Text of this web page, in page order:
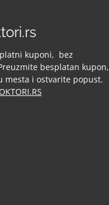
kuponi, bez
besplatan kupon,
mesta i ostvarite popust.